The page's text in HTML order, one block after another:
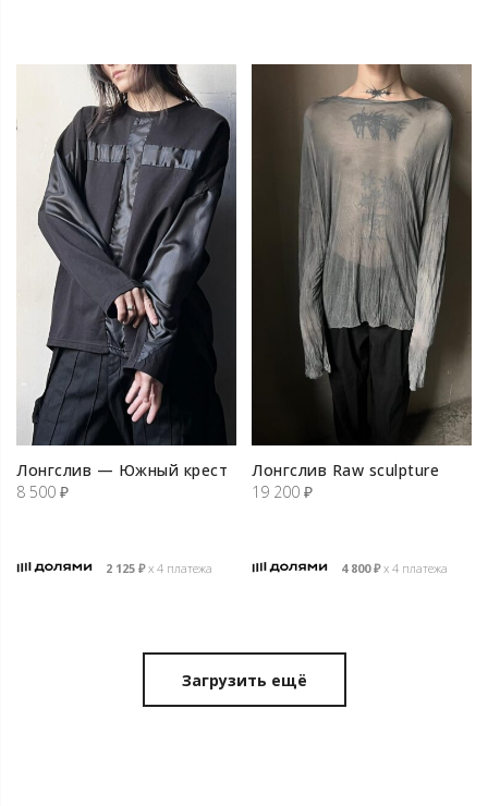
Лонгслив — Южный крест
8 500 ₽
2 125 ₽х 4 платежа
Лонгслив Raw sculpture
19 200 ₽
4 800₽х 4 платежа
Загрузить ещё